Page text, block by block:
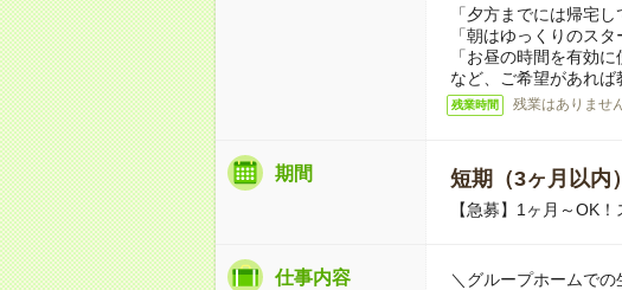
「夕方までには帰宅し
「朝はゆっくりのスタ
「お昼の時間を有効に
など、ご希望があれば
残業時間 残業はありません
期間 短期（3ヶ月以内）
【急募】1ヶ月～OK
仕事内容 ＼グループホームでの